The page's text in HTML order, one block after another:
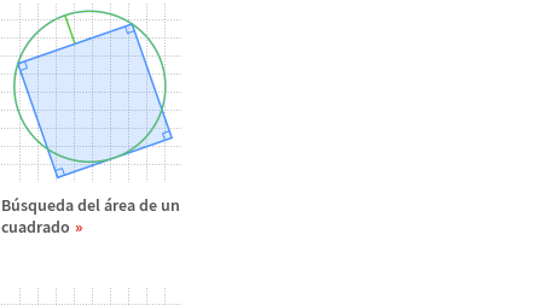
Búsqueda delárea de un
cuadrado